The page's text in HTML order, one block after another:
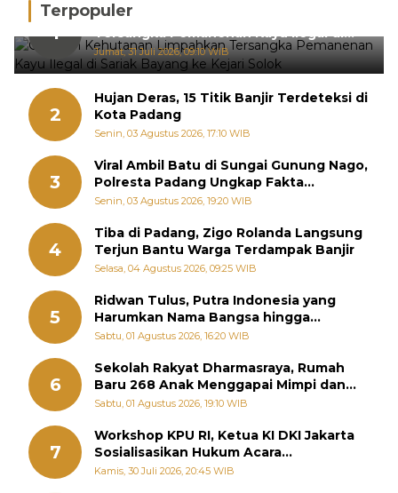
Terpopuler
1
Gakkum Kehutanan Limpahkan
Tersangka Pemanenan Kayu Ilegal di
Sariak Bayang ke Kejari Solok
Jumat, 31 Juli 2026, 09:10 WIB
2
Hujan Deras, 15 Titik Banjir Terdeteksi di
Kota Padang
Senin, 03 Agustus 2026, 17:10 WIB
3
Viral Ambil Batu di Sungai Gunung Nago,
Polresta Padang Ungkap Fakta
Sebenarnya
Senin, 03 Agustus 2026, 19:20 WIB
4
Tiba di Padang, Zigo Rolanda Langsung
Terjun Bantu Warga Terdampak Banjir
Selasa, 04 Agustus 2026, 09:25 WIB
5
Ridwan Tulus, Putra Indonesia yang
Harumkan Nama Bangsa hingga
Diabadikan dalam Buku Jepang
Sabtu, 01 Agustus 2026, 16:20 WIB
6
Sekolah Rakyat Dharmasraya, Rumah
Baru 268 Anak Menggapai Mimpi dan
Memutus Rantai Kemiskinan
Sabtu, 01 Agustus 2026, 19:10 WIB
7
Workshop KPU RI, Ketua KI DKI Jakarta
Sosialisasikan Hukum Acara
Penyelesaian Sengketa Informasi Publik
Kamis, 30 Juli 2026, 20:45 WIB